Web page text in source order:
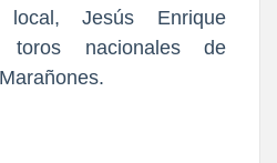
Jesús Enrique
toros nacionales de